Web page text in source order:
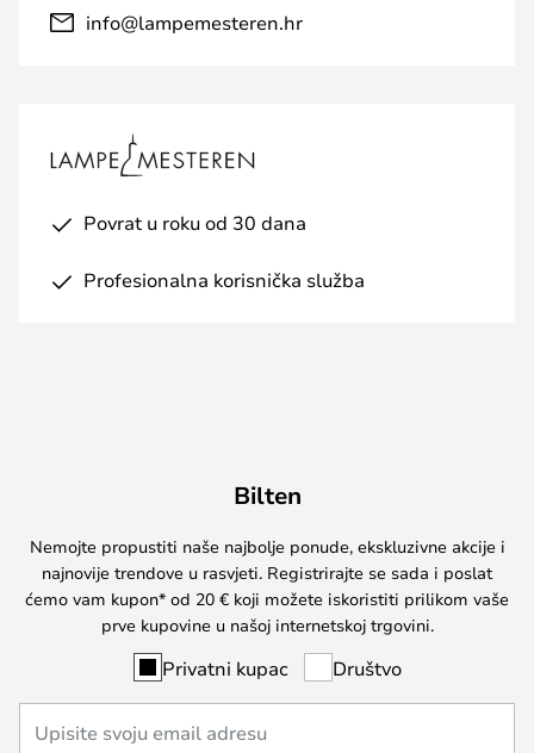
info@lampemesteren.hr
Povrat u roku od 30 dana
Profesionalna korisnička služba
Bilten
Nemojte propustiti naše najbolje ponude, ekskluzivne akcije i
najnovije trendove u rasvjeti. Registrirajte se sada i poslat
ćemo vam kupon* od 20 € koji možete iskoristiti prilikom vaše
prve kupovine u našoj internetskoj trgovini.
Privatni kupac Društvo